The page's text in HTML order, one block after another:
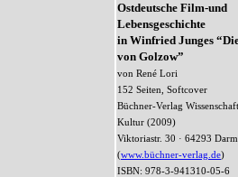
Ostdeutsche Film-und
Lebensgeschichte
in Winfried Junges
von Golzow”
von René Lori
152 Seiten, Softcover
Büchner-Verlag
Kultur (2009)
Viktoriastr. 30 · 64293
(www.büchner-verlag.de)
ISBN: 978-3-941310-05-6